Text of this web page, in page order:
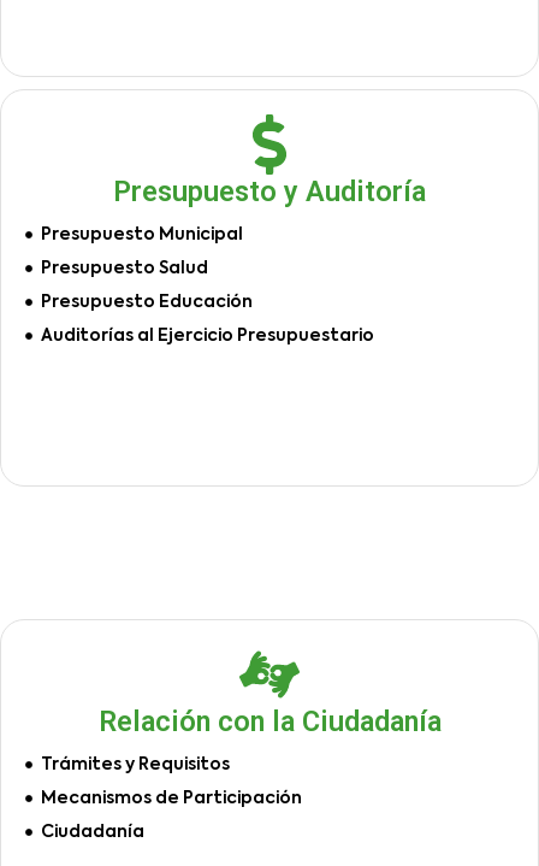
Presupuesto y Auditoría
Presupuesto Municipal
Presupuesto Salud
Presupuesto Educación
Auditorías al Ejercicio Presupuestario
Relación con la Ciudadanía
Trámites y Requisitos
Mecanismos de Participación
Ciudadanía